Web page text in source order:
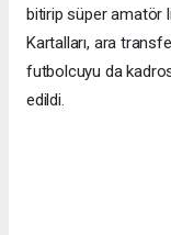
bitirip süper amatör
Kartalları, ara
futbolcuyu da
edildi.